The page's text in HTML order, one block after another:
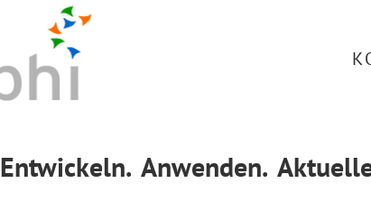
Entwickeln. Anwenden.